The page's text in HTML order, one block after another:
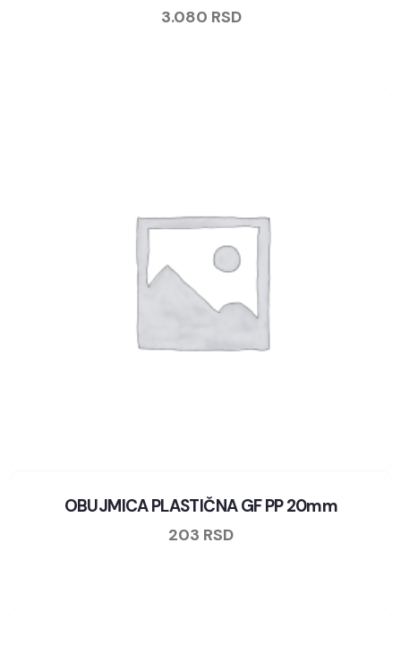
3.080 RSD
OBUJMICA PLASTIČNA GF PP 20mm
203 RSD